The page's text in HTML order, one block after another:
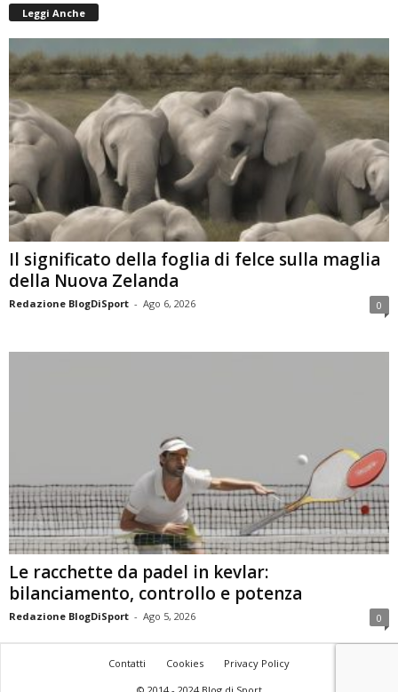
Leggi Anche
Il significato della foglia di felce sulla maglia
della Nuova Zelanda
Redazione BlogDiSport - Ago 6, 2026 0
Le racchette da padel in kevlar:
bilanciamento, controllo e potenza
Redazione BlogDiSport - Ago 5, 2026 0
Contatti Cookies
Privacy Policy